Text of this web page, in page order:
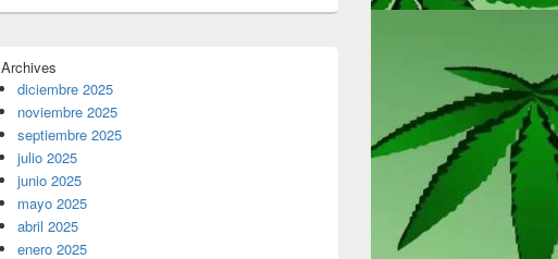
Archives
diciembre 2025
noviembre 2025
septiembre 2025
julio 2025
junio 2025
mayo 2025
abril 2025
enero 2025